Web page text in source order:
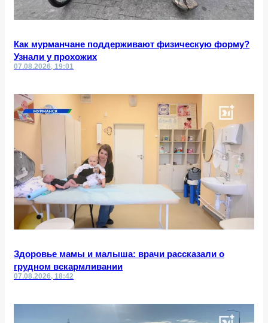
Как мурманчане поддерживают физическую форму?
Узнали у прохожих
07.08.2026, 19:01
Здоровье мамы и малыша: врачи рассказали о
грудном вскармливании
07.08.2026, 18:42